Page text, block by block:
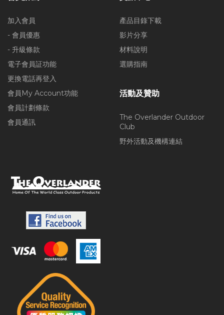
加入會員
- 會員優惠
- 升級條款
電子會員証功能
更換電話再登入
會員My Account功能
會員計劃條款
會員通訊
產品目錄下載
影片分享
材料說明
選購指南
活動及贊助
The Overlander Outdoor
Club
野外活動及機構連結